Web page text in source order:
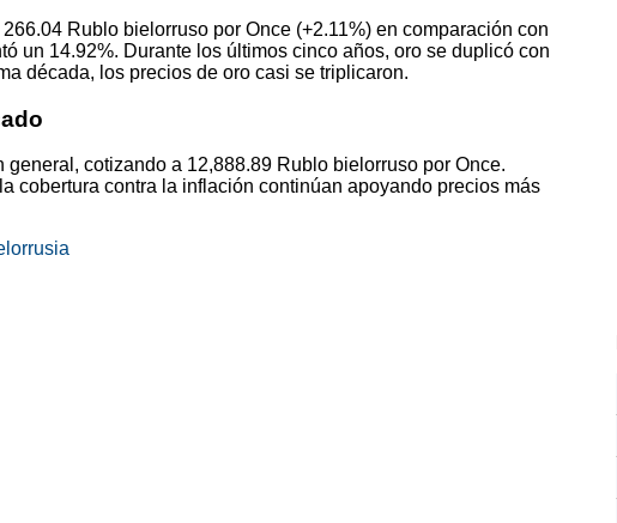
Rublo bielorruso por Once (+2.11%) en comparación con
un 14.92%. Durante los últimos cinco años, oro se duplicó con
década, los precios de oro casi se triplicaron.
cotizando a 12,888.89 Rublo bielorruso por Once.
cobertura contra la inflación continúan apoyando precios más